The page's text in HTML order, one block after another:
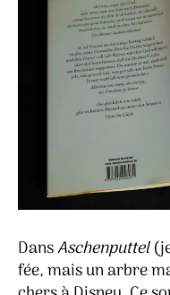
DansAschenputtel
fée, mais un arbre